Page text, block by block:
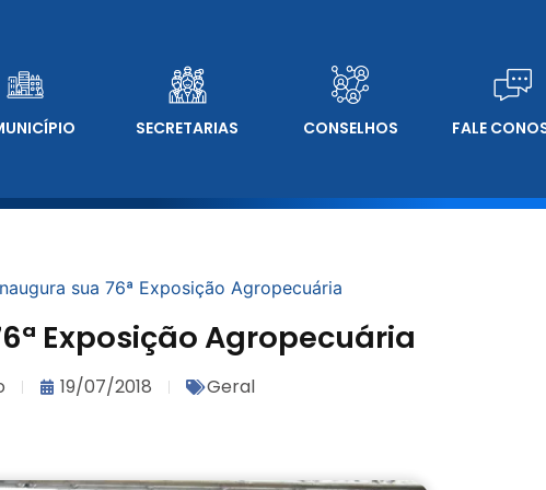
SECRETARIAS CONSELHOS FALE
sua 76ª Exposição Agropecuária
Exposição Agropecuária
19/07/2018 Geral